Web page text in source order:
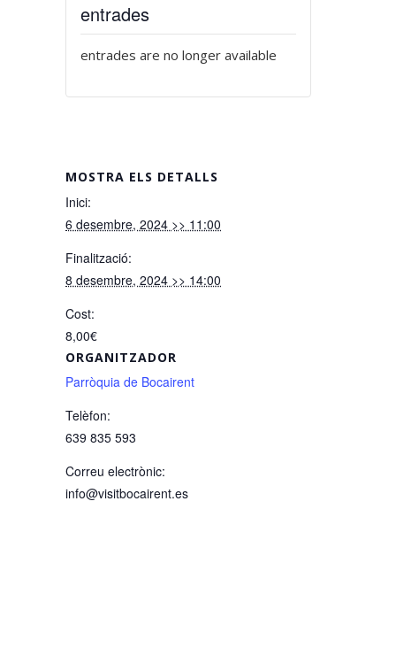
MOSTRA ELS DETALLS
Inici:
6 desembre, 2024 >> 11:00
Finalització:
8 desembre, 2024 >> 14:00
Cost:
8,00€
ORGANITZADOR
Parròquia de Bocairent
Telèfon:
639 835 593
Correu electrònic:
info@visitbocairent.es
entrades
entrades are no longer available